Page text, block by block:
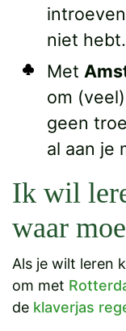
niet hebt.
Met
om
geen
al aan je
Ik wil
waar
Als je wilt leren
om met
de klaverjas